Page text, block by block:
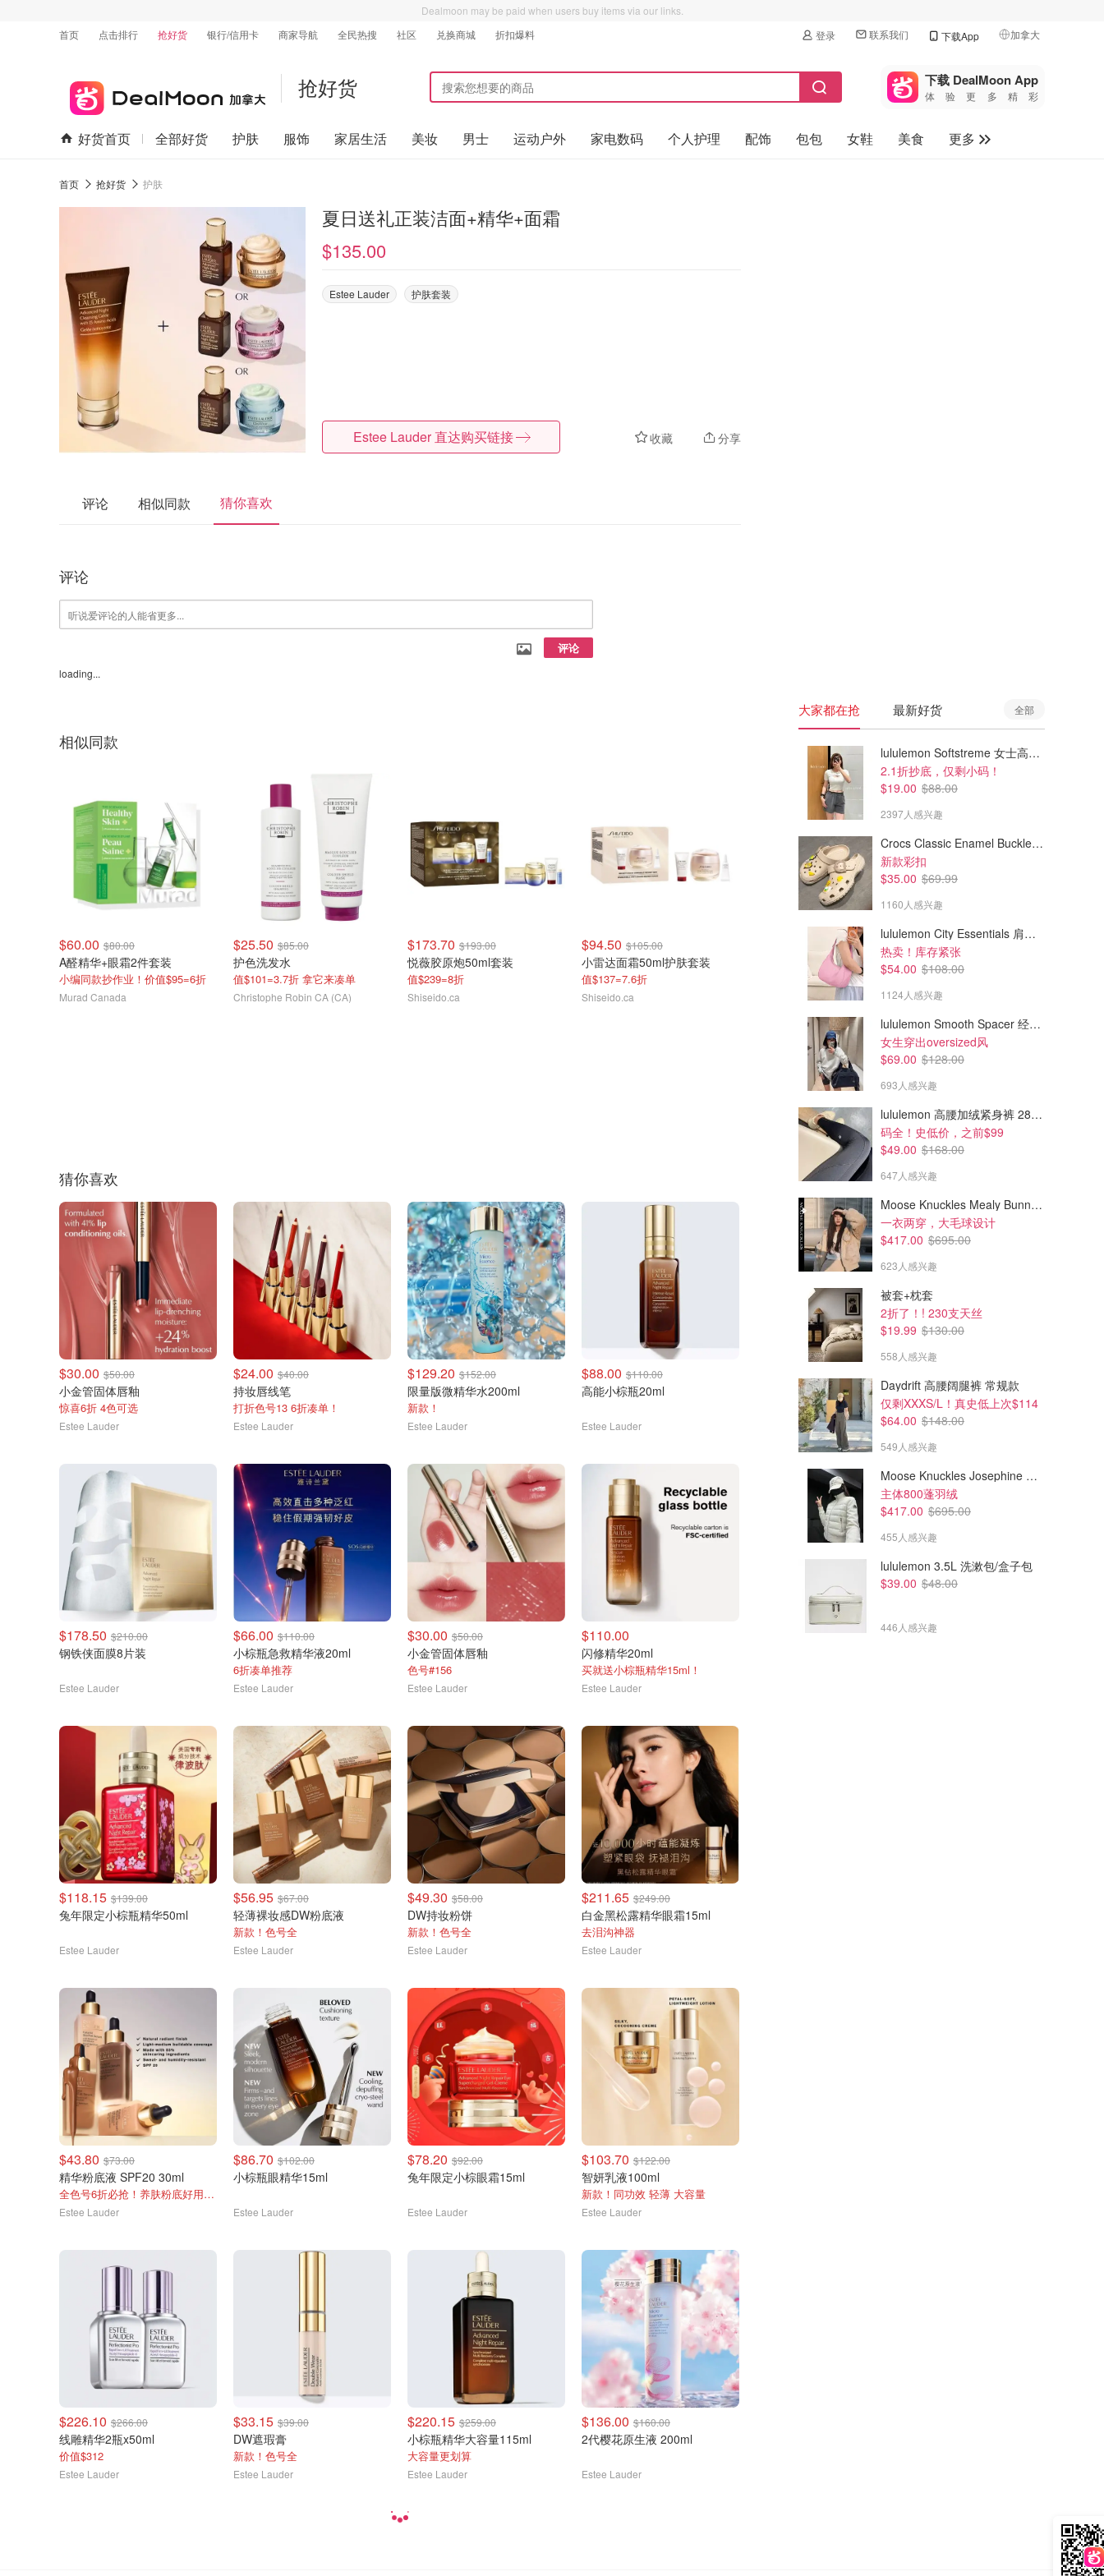
Dealmoon may be paid when users buy items via our links.
首页
点击排行 抢好货 银行/信用卡 商家导航 全民热搜 社区 兑换商城 折扣爆料 登录 联系我们 下载App 加拿大
🇺🇸
美国
🇨🇳中国
🇨🇦加拿大
抢好货 下载 DealMoon App
体验更多精彩
好货首页 全部好货 护肤 服饰 家居生活 美妆 男士 运动户外 家电数码 个人护理 配饰 包包 女鞋 美食
更多
首页 抢好货 护肤
夏日送礼正装洁面+精华+面霜
$135.00
Estee Lauder 护肤套装
收藏 分享
Estee Lauder 直达购买链接
评论 相似同款 猜你喜欢
评论
评论
loading...
相似同款
$60.00 $80.00
A醛精华+眼霜2件套装
小编同款抄作业！价值$95=6折
Murad Canada
$25.50 $85.00
护色洗发水
值$101=3.7折 拿它来凑单
Christophe Robin CA (CA)
$173.70 $193.00
悦薇胶原炮50ml套装
值$239=8折
Shiseido.ca
$94.50 $105.00
小雷达面霜50ml护肤套装
值$137=7.6折
Shiseido.ca
$155.00
红腰子精华50ml套装
光红腰子正装就要$155 实际价值$195
Shiseido.ca
$117.00
百优菁纯面霜护肤套装
值$169=7.7折 1套享送礼
Shiseido.ca
猜你喜欢
$30.00 $50.00
小金管固体唇釉
惊喜6折 4色可选
Estee Lauder
$24.00 $40.00
持妆唇线笔
打折色号13 6折凑单！
Estee Lauder
$129.20 $152.00
限量版微精华水200ml
新款！
Estee Lauder
$88.00 $110.00
高能小棕瓶20ml
Estee Lauder
$178.50 $210.00
钢铁侠面膜8片装
Estee Lauder
$66.00 $110.00
小棕瓶急救精华液20ml
6折凑单推荐
Estee Lauder
$30.00 $50.00
小金管 固体唇釉
色号#156
Estee Lauder
$110.00
闪修精华20ml
买就送小棕瓶精华15ml！
Estee Lauder
$118.15 $139.00
兔年限定小棕瓶精华50ml
Estee Lauder
$56.95 $67.00
轻薄裸妆感DW粉底液
新款！色号全
Estee Lauder
$49.30 $58.00
DW持妆粉饼
新款！色号全
Estee Lauder
$211.65 $249.00
白金黑松露精华眼霜15ml
去泪沟神器
Estee Lauder
$43.80 $73.00
精华粉底液 SPF20 30ml
全色号6折必抢！养肤粉底好用推荐
Estee Lauder
$86.70 $102.00
小棕瓶眼精华15ml
Estee Lauder
$78.20 $92.00
兔年限定小棕眼霜15ml
Estee Lauder
$103.70 $122.00
智妍乳液100ml
新款！同功效 轻薄 大容量
Estee Lauder
$226.10 $266.00
线雕精华2瓶x50ml
价值$312
Estee Lauder
$33.15 $39.00
DW遮瑕膏
新款！色号全
Estee Lauder
$220.15 $259.00
小棕瓶精华大容量115ml
大容量更划算
Estee Lauder
$136.00 $160.00
2代樱花原生液 200ml
Estee Lauder
大家都在抢 最新好货 全部
lululemon Softstreme 女士高腰短裤 10cm
2.1折抄底，仅剩小码！
$19.00 $88.00
2397人感兴趣
Crocs Classic Enamel Buckle 卡骆驰布扣便鞋
新款彩扣
$35.00 $69.99
1160人感兴趣
lululemon City Essentials 肩背包 4L
热卖！库存紧张
$54.00 $108.00
1124人感兴趣
lululemon Smooth Spacer 经典卫衣
女生穿出oversized风
$69.00 $128.00
693人感兴趣
lululemon 高腰加绒紧身裤 28"≈71cm 5个口袋
码全！史低价，之前$99
$49.00 $168.00
647人感兴趣
Moose Knuckles Mealy Bunny 女士双面穿连帽外套
一衣两穿，大毛球设计
$417.00 $695.00
623人感兴趣
被套+枕套
2折了！! 230支天丝
$19.99 $130.00
558人感兴趣
Daydrift 高腰阔腿裤 常规款
仅剩XXXS/L！真史低上次$114
$64.00 $148.00
549人感兴趣
Moose Knuckles Josephine 拼接夹克
主体800蓬羽绒
$417.00 $695.00
455人感兴趣
lululemon 3.5L 洗漱包/盒子包
$39.00 $48.00
446人感兴趣